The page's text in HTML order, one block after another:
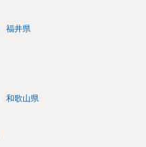
福井県
和歌山県